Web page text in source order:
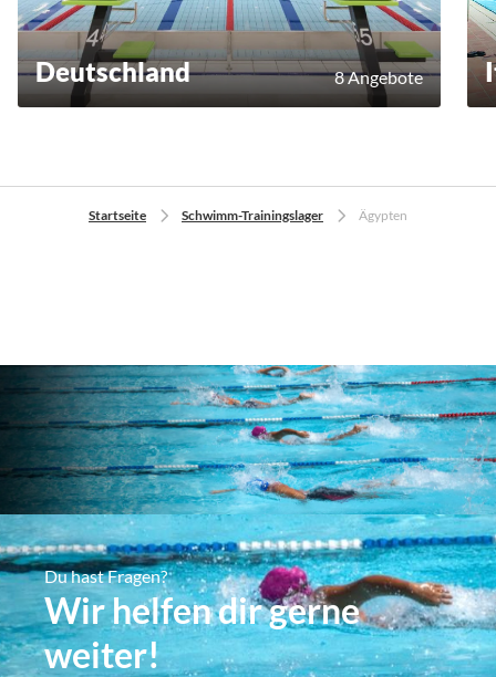
Deutschland 8 Angebote
Startseite Schwimm-Trainingslager Ägypten
Du hast Fragen?
Wir helfen dir gerne
weiter!